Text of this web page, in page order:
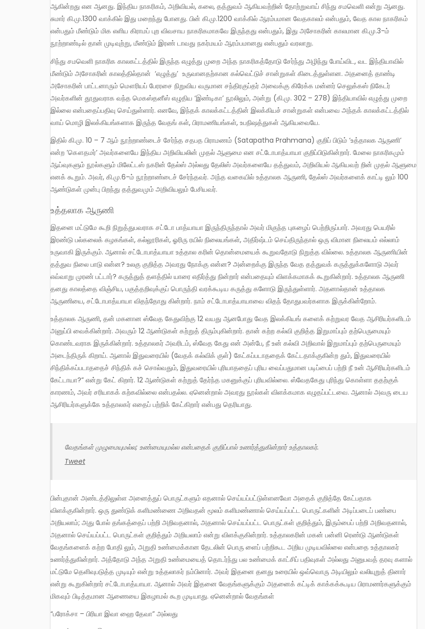
ஆகின்றது என ஆனது. இந்திய நாகரிகம், அறிவியல், கலை, தத்துவம் ஆகியவற்றின் தோற்றுவாய் சிந்து சமவெளி என்று ஆனது.
சுமார் கி.மு.1300 வாக்கில் இது மறைந்து போனது. பின் கி.மு.1200 வாக்கில் ஆரம்பமான வேதகாலம் என்பதும், வேத கால நாகரிகம்
என்பதும் மீண்டும் மிக எளிய கிராமப் புற விவசாய நாகரிகமாகவே இருந்தது என்பதும், இது அசோகரின் காலமான கி.மு.3-ம்
நூற்றாண்டில் தான் முடிவுற்று, மீண்டும் இரண் டாவது நகர்மயம் ஆரம்பமானது என்பதும் வரலாறு.
சிந்து சமவெளி நாகரிக காலகட்டத்தில் இருந்த எழுத்து முறை அந்த நாகரிகத்தோடு சேர்ந்து அழிந்து போய்விட, வட இந்தியாவில்
மீண்டும் அசோகரின் காலத்தில்தான் ‘எழுத்து’ உருவானதற்கான கல்வெட்டுச் சான்றுகள் கிடைத்துள்ளன. அதனைத் தாண்டி
அசோகரின் பாட்டனாரும் மௌரியப் பேரரசை நிறுவிய வருமான சந்திரகுப்தர் அவைக்கு கிரேக்க மன்னர் செலுக்கஸ் நிகேடர்
அவர்களின் தூதுவராக வந்த மெகஸ்தனீஸ் எழுதிய ‘இண்டிகா’ நூலிலும், அன்று (கி.மு. 302 – 278) இந்தியாவில் எழுத்து முறை
இல்லை என்பதைப்பதிவு செய்துள்ளார். எனவே, இந்தக் காலக்கட்டத்தின் இலக்கியச் சான்றுகள் என்பவை அந்தக் காலக்கட்டத்தில்
வாய் மொழி இலக்கியங்களாக இருந்த வேதங் கள், பிராமணியங்கள், உபநிஷத்துகள் ஆகியவையே.
இதில் கி.மு. 10 – 7 ஆம் நூற்றாண்டைச் சேர்ந்த சதபத பிராமணம் (Satapatha Prahmana) குறிப் பிடும் ‘உத்தாலக ஆருணி’
என்ற ’கௌதமர்’ அவர்களையே இந்திய அறிவியலின் முதல் ஆளுமை என சட்டோபாத்யாயா குறிப்பிடுகின்றார். மேலை நாகரிகமும்
ஆய்வுகளும் நூல்களும் மிலேட்டஸ் நகரின் தேல்ஸ் அல்லது தேலிஸ் அவர்களையே தத்துவம், அறிவியல் ஆகியவற் றின் முதல் ஆளுமை
எனக் கூறும். அவர், கி.மு.6-ம் நூற்றாண்டைச் சேர்ந்தவர். அந்த வகையில் உத்தாலக ஆருணி, தேல்ஸ் அவர்களைக் காட்டி லும் 100
ஆண்டுகள் முன்பு பிறந்து தத்துவமும் அறிவியலும் பேசியவர்.
உத்தலாக ஆருணி
இதனை மட்டுமே கூறி நிறுத்துபவராக சட்டோ பாத்யாயா இருந்திருந்தால் அவர் மிகுந்த புகழைப் பெற்றிருப்பார். அவரது பெயரில்
இரண்டு பல்கலைக் கழகங்கள், கல்லூரிகள், ஓரிரு ரயில் நிலையங்கள், அதிர்ஷ்டம் செய்திருந்தால் ஒரு விமான நிலையம் எல்லாம்
உருவாகி இருக்கும். ஆனால் சட்டோபாத்யாயா உத்தால கரின் தொன்மையைக் கூறுவதோடு நிறுத்த வில்லை. உத்தாலக ஆருணியின்
தத்துவ நிலை பாடு என்ன? உலகு குறித்த அவரது நோக்கு என்ன? அன்றைக்கு இருந்த வேத தத்துவக் கருத்துக்களோடு அவர்
எவ்வாறு முரண் பட்டார்? கருத்துத் தளத்தில் யாரை எதிர்த்து நின்றார் என்பதையும் விளக்கமாகக் கூறுகின்றார். உத்தாலக ஆருணி
தனது காலத்தை விஞ்சிய, பகுத்தறிவுக்குப் பொருந்தி வரக்கூடிய கருத்து களோடு இருந்துள்ளார். அதனால்தான் உத்தாலக
ஆருணியை, சட்டோபாத்யாயா விதந்தோது கின்றார். நாம் சட்டோபாத்யாயாவை விதந் தோதுபவர்களாக இருக்கின்றோம்.
உத்தாலக ஆருணி, தன் மகனான ஸ்வேத கேதுவிற்கு 12 வயது ஆனபோது வேத இலக்கியங் களைக் கற்றுவர வேத ஆசிரியர்களிடம்
அனுப்பி வைக்கின்றார். அவரும் 12 ஆண்டுகள் கற்றுத் திரும்புகின்றார். தான் கற்ற கல்வி குறித்த இறுமாப்பும் தற்பெருமையும்
கொண்டவராக இருக்கின்றார். உத்தாலகர் அவரிடம், ஸ்வேத கேது என் அன்பே, நீ உன் கல்வி அறிவால் இறுமாப்பும் தற்பெருமையும்
அடைந்திருக் கிறாய். ஆனால் இதுவரையில் (வேதக் கல்விக் குள்) கேட்கப்படாததைக் கேட்டதாக்குகின்ற தும், இதுவரையில்
சிந்திக்கப்படாததைச் சிந்திக் கச் சொல்வதும், இதுவரையில் புரியாததைப் புரிய வைப்பதுமான படிப்பைப் பற்றி நீ உன் ஆசிரியர்களிடம்
கேட்டாயா?” என்று கேட் கிறார். 12 ஆண்டுகள் கற்றுத் தேர்ந்த மகனுக்குப் புரியவில்லை. ஸ்வேதகேது புரிந்து கொள்ளா ததற்குக்
காரணம், அவர் சரியாகக் கற்கவில்லை என்பதல்ல. ஏனென்றால் அவரது நூல்கள் விளக்கமாக எழுதப்பட்டவை. ஆனால் அவரு டைய
ஆசிரியர்களுக்கே உத்தாலகர் எதைப் பற்றிக் கேட்கிறார் என்பது தெரியாது.
வேதங்கள் முழுமையுமல்ல; உண்மையுமல்ல என்பதைக் குறிப்பால் உணர்த்துகின்றார் உத்தாலகர்.
Tweet
பின்புதான் அண்டத்திலுள்ள அனைத்துப் பொருட்களும் எதனால் செய்யப்பட்டுள்ளனவோ அதைக் குறித்தே கேட்பதாக
விளக்குகின்றார். ஒரு துண்டுக் களிமண்ணை அறிவதன் மூலம் களிமண்ணால் செய்யப்பட்ட பொருட்களின் அடிப்படைப் பண்பை
அறியலாம்; அது போல் தங்கத்தைப் பற்றி அறிவதனால், அதனால் செய்யப்பட்ட பொருட்கள் குறித்தும், இரும்பைப் பற்றி அறிவதனால்,
அதனால் செய்யப்பட்ட பொருட்கள் குறித்தும் அறியலாம் என்று விளக்குகின்றார். உத்தாலகரின் மகன் பன்னி ரெண்டு ஆண்டுகள்
வேதங்களைக் கற்ற போதி லும், அறுதி உண்மைக்கான தேடலின் பொரு ளைப் பற்றிகூட அறிய முடியவில்லை என்பதை உத்தாலகர்
உணர்த்துகின்றார். அத்தோடு அந்த அறுதி உண்மையைத் தொடர்ந்து பல உண்மைக் காட்சிப் பதிவுகள் அல்லது அனுபவத் தரவு களால்
மட்டுமே தெளிவுபடுத்த முடியும் என்று உத்தலாகர் நம்பினார். அவர் இதனை தனது உரையில் ஒவ்வொரு அடியிலும் வலியுறுத் தினார்
என்று கூறுகின்றார் சட்டோபாத்யாயா. ஆனால் அவர் இதனை வேதங்களுக்கும் அதனைக் கட்டிக் காக்கக்கூடிய பிராமணர்களுக்கும்
மிகவும் பிடித்தமான ஆணையை இகழாமல் கூற முடியாது. ஏனென்றால் வேதங்கள்
“பரோக்சா – பிரியா இவா ஹை தேவா” அல்லது